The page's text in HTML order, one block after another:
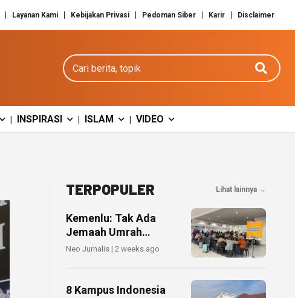
Layanan Kami Kebijakan Privasi Pedoman Siber Karir Disclaimer
Cari berita
| INSPIRASI | ISLAM | VIDEO
TERPOPULER Lihat lainnya →
Kemenlu: Tak Ada
Jemaah Umrah
Indonesia Terdampak
Neo Jurnalis | 2 weeks ago
8 Kampus Indonesia